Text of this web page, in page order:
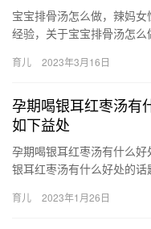
宝宝排骨汤怎么做，辣妈
经验，关于宝宝排骨汤怎
育儿 2023年3月16日
孕期喝银耳红枣汤有
如下益处
孕期喝银耳红枣汤有什么
银耳红枣汤有什么好处的
妇…
育儿 2023年1月26日